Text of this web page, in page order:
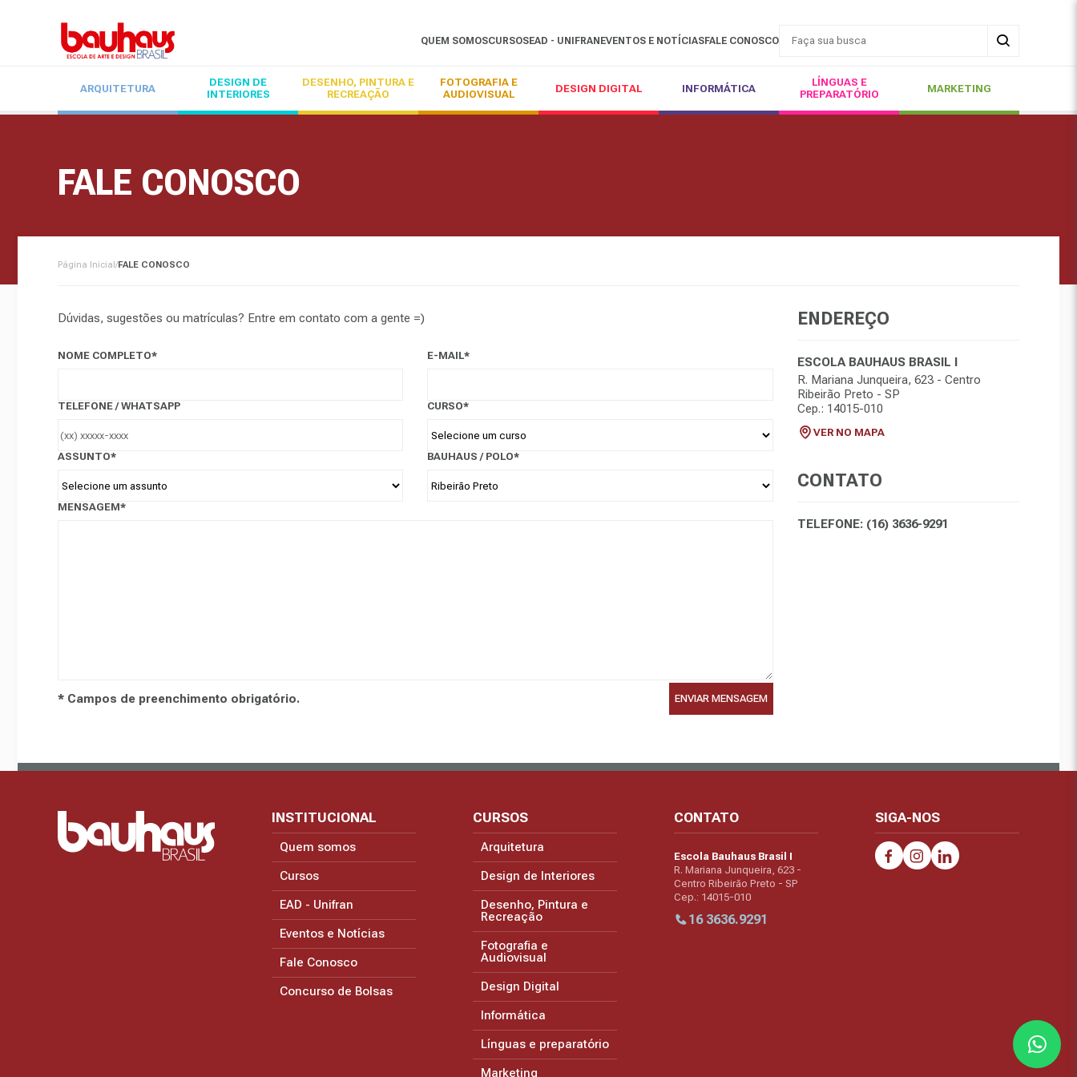
QUEM SOMOSCURSOSEAD - UNIFRAN EVENTOS E NOTÍCIASFALE CONOSCO
ARQUITETURA
DESIGN DE
INTERIORES
DESENHO, PINTURA E
RECREAÇÃO
FOTOGRAFIA E
AUDIOVISUAL
DESIGN DIGITAL INFORMÁTICA
LÍNGUAS E
PREPARATÓRIO
MARKETING
FALE CONOSCO
Página Inicial/FALE CONOSCO
Dúvidas, sugestões ou matrículas? Entre em contato com a gente =)
NOME COMPLETO* E-MAIL*
TELEFONE / WHATSAPP CURSO*
ASSUNTO* BAUHAUS / POLO*
MENSAGEM*
* Campos de preenchimento obrigatório. ENVIAR MENSAGEM
ENDEREÇO
ESCOLA BAUHAUS BRASIL I
R. Mariana Junqueira, 623 - Centro
Ribeirão Preto - SP
Cep.: 14015-010
VER NO MAPA
CONTATO
TELEFONE: (16) 3636-9291
INSTITUCIONAL
Quem somos
Cursos
EAD - Unifran
Eventos e Notícias
Fale Conosco
Concurso de Bolsas
CURSOS
Arquitetura
Design de Interiores
Desenho, Pintura e
Recreação
Fotografia e
Audiovisual
Design Digital
Informática
Línguas e preparatório
Marketing
CONTATO
Escola Bauhaus Brasil I
R. Mariana Junqueira, 623 -
Centro Ribeirão Preto - SP
Cep.: 14015-010
16 3636.9291
SIGA-NOS